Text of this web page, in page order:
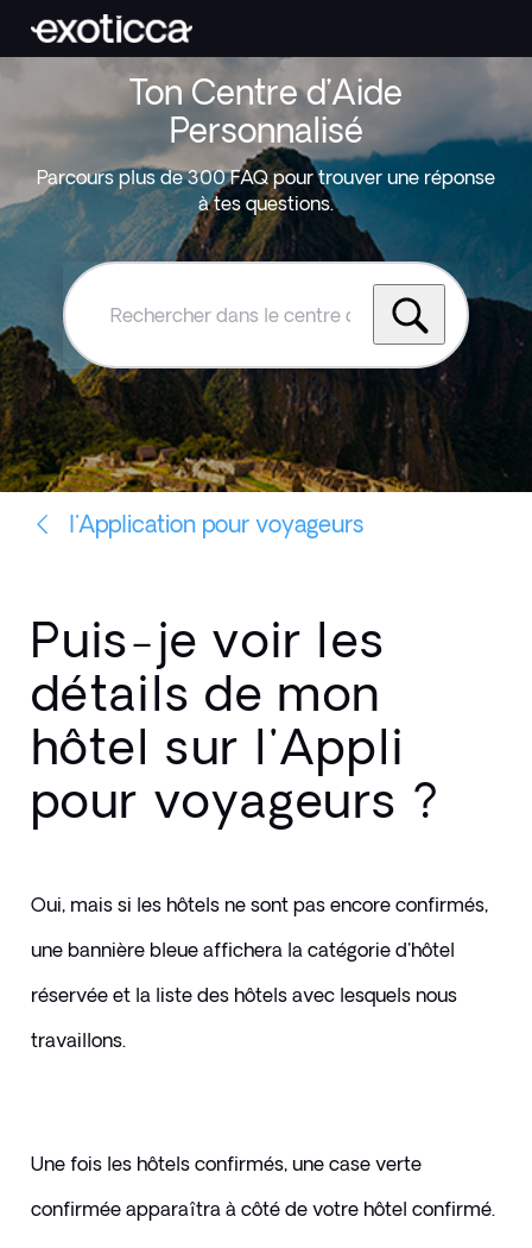
Ton Centre d’Aide
Personnalisé
Parcours plus de 300 FAQ pour trouver une réponse
à tes questions.
Rechercher
le
centre
d'aide
Exoticca
l'Application pour voyageurs
Puis-je voir les
détails de mon
hôtel sur l'Appli
pour voyageurs ?
Oui, mais si les hôtels ne sont pas encore confirmés,
une bannière bleue affichera la catégorie d'hôtel
réservée et la liste des hôtels avec lesquels nous
travaillons.
Une fois les hôtels confirmés, une case verte
confirmée apparaîtra à côté de votre hôtel confirmé.